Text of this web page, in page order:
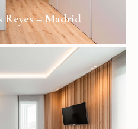
Reyes – Madrid